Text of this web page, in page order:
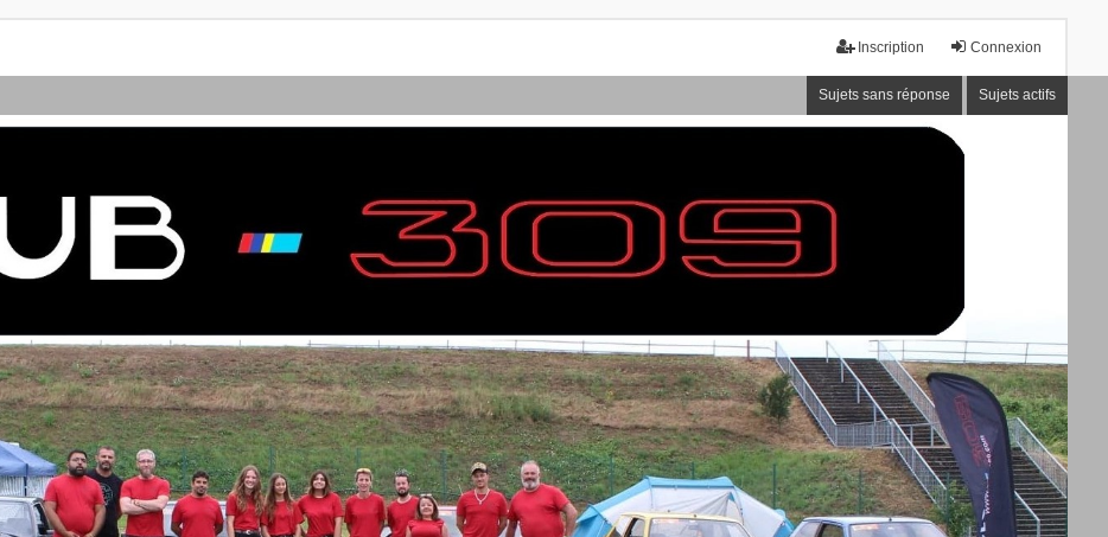
Connexion
Inscription
Sujets sans réponse Sujets actifs